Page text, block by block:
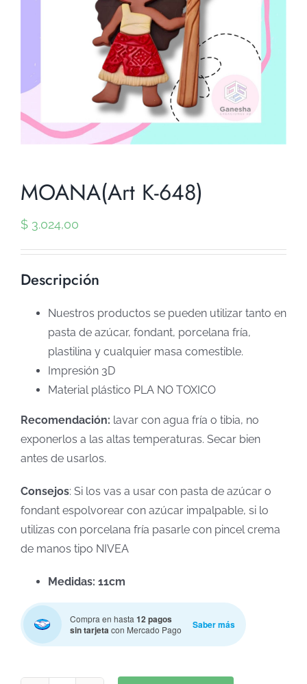
MOANA(Art K-648)
$ 3.024,00
Descripción
Nuestros productos se pueden utilizar tanto en
pasta de azúcar, fondant, porcelana fría,
plastilina y cualquier masa comestible.
Impresión 3D
Material plástico PLA NO TOXICO
Recomendación: lavar con agua fría o tibia, no
exponerlos a las altas temperaturas. Secar bien
antes de usarlos.
Consejos: Si los vas a usar con pasta de azúcar o
fondant espolvorear con azúcar impalpable, si lo
utilizas con porcelana fría pasarle con pincel crema
de manos tipo NIVEA
Medidas: 11cm
Compra en hasta12 pagos
sin tarjetacon Mercado Pago Saber más